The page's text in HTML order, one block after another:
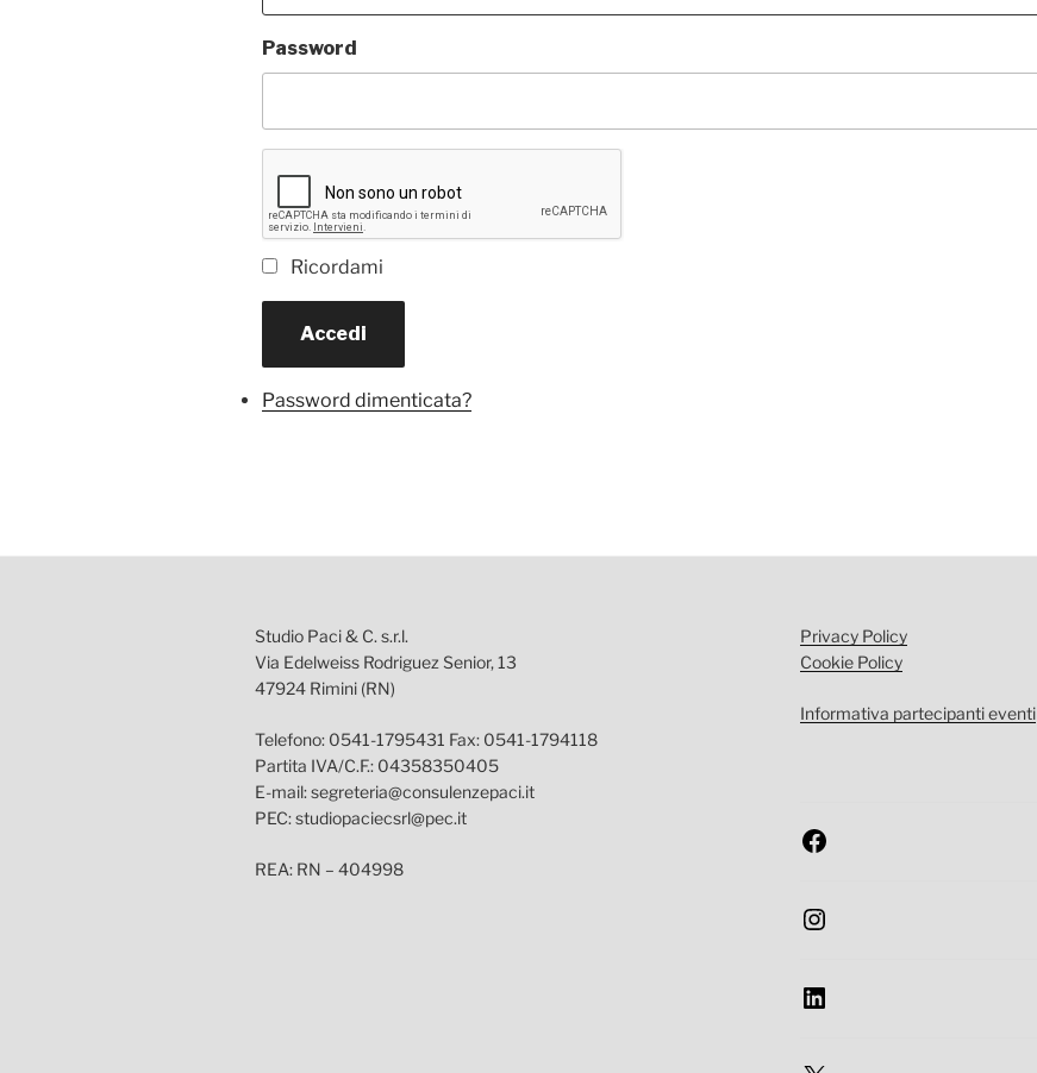
Password
Ricordami
Accedi
Password dimenticata?
Studio Paci & C. s.r.l.
Via Edelweiss Rodriguez Senior, 13
47924 Rimini (RN)
Telefono: 0541-1795431 Fax: 0541-1794118
Partita IVA/C.F.: 04358350405
E-mail: segreteria@consulenzepaci.it
PEC: studiopaciecsrl@pec.it
REA: RN – 404998
Privacy Policy
Cookie Policy
Informativa partecipanti eventi